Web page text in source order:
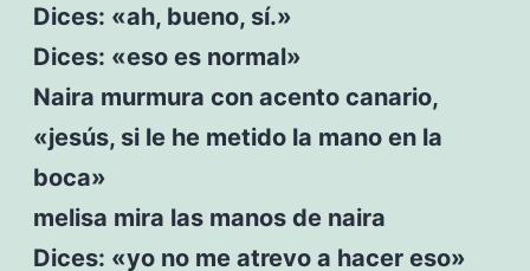
Dices: «ah, bueno, sí.»
Dices: «eso es normal»
Naira murmura con acento canario,
«jesús, si le he metido la mano en la
boca»
melisa mira las manos de naira
Dices: «yo no me atrevo a hacer eso»